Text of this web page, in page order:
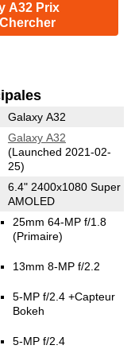
A32 Prix
Galaxy A32
Galaxy A32
(Launched 2021-02-
25)
6.4" 2400x1080 Super
AMOLED
25mm 64-MP f/1.8
(Primaire)
13mm 8-MP f/2.2
5-MP f/2.4 +Capteur
Bokeh
5-MP f/2.4